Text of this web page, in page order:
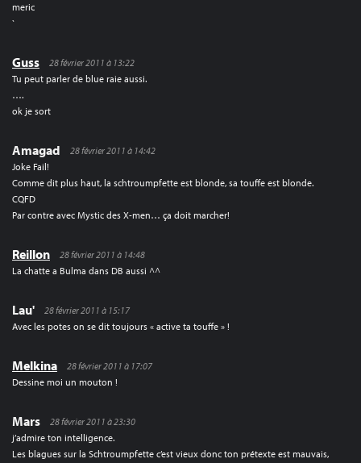
meric
`
Guss
28 février 2011 à 13:22
Tu peut parler de blue raie aussi.
….
ok je sort
Amagad
28 février 2011 à 14:42
Joke Fail!
Comme dit plus haut, la schtroumpfette est blonde, sa touffe est blonde.
CQFD
Par contre avec Mystic des X-men… ça doit marcher!
Reillon
28 février 2011 à 14:48
La chatte a Bulma dans DB aussi ^^
Lau'
28 février 2011 à 15:17
Avec les potes on se dit toujours « active ta touffe » !
Melkina
28 février 2011 à 17:07
Dessine moi un mouton !
Mars
28 février 2011 à 23:30
j’admire ton intelligence.
Les blagues sur la Schtroumpfette c’est vieux donc ton prétexte est mauvais,